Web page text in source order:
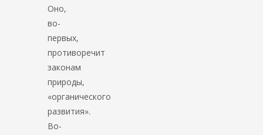
Оно,
во-
первых,
противоречит
законам
природы,
«органического
развития».
Во-